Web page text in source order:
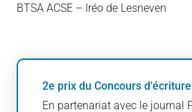
BTSA ACSE – Iréo de Lesneven
2e prix du Concours
En partenariat avec le journal